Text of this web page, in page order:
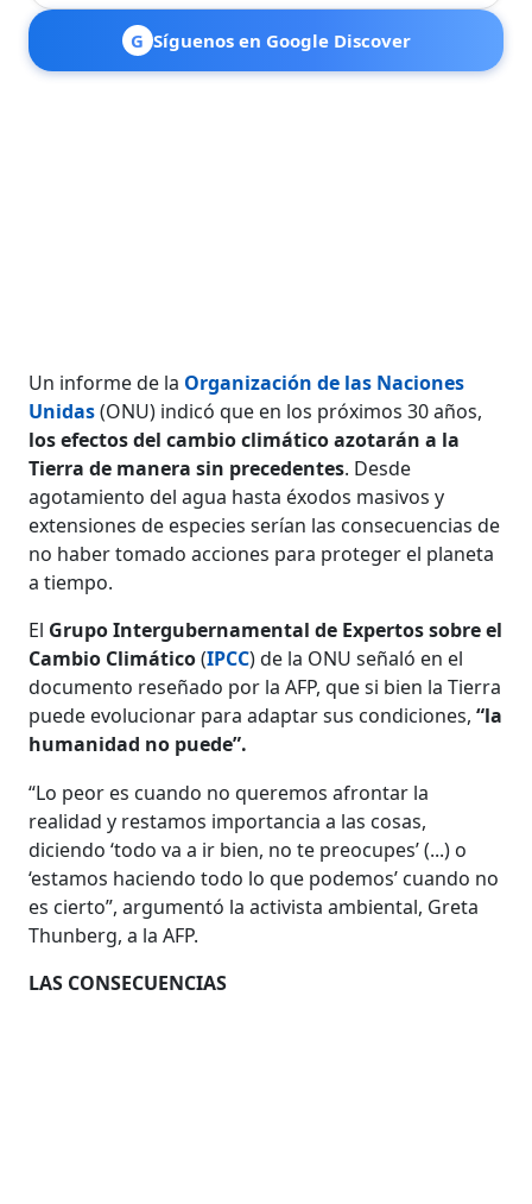
G Síguenos en Google Discover
Un informe de la Organización de las Naciones
Unidas(ONU) indicó que en los próximos 30 años,
los efectos del cambio climático azotarán a la
Tierra de manera sin precedentes. Desde
agotamiento del agua hasta éxodos masivos y
extensiones de especies serían las consecuencias de
no haber tomado acciones para proteger el planeta
a tiempo.
El Grupo Intergubernamental de Expertos sobre el
Cambio Climático(IPCC) de la ONU señaló en el
documento reseñado por la AFP, que si bien la Tierra
puede evolucionar para adaptar sus condiciones,“la
humanidad no puede”.
“Lo peor es cuando no queremos afrontar la
realidad y restamos importancia a las cosas,
diciendo ‘todo va a ir bien, no te preocupes’ (...) o
‘estamos haciendo todo lo que podemos’ cuando no
es cierto”, argumentó la activista ambiental, Greta
Thunberg, a la AFP.
LAS CONSECUENCIAS